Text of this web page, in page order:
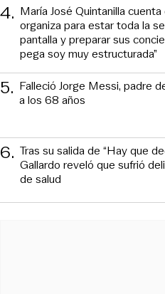
4. María José Quintanilla
organiza para estar toda la
pantalla y preparar sus
pega soy muy estructurada”
5. Falleció Jorge Messi, padre
a los 68 años
6. Tras su salida de “Hay que
Gallardo reveló que sufrió
de salud